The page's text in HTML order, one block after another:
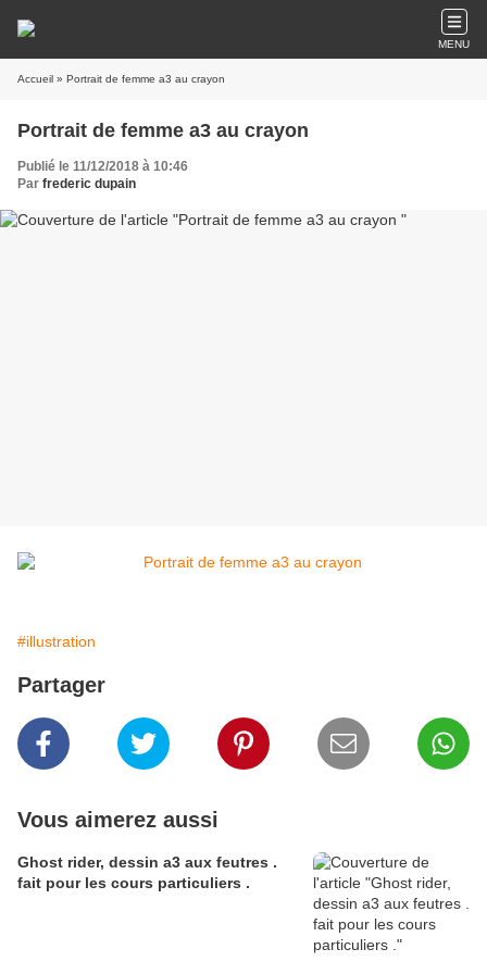
MENU
Accueil » Portrait de femme a3 au crayon
Portrait de femme a3 au crayon
Publié le 11/12/2018 à 10:46
Par frederic dupain
#illustration
Partager
Vous aimerez aussi
Ghost rider, dessin a3 aux feutres .
fait pour les cours particuliers .